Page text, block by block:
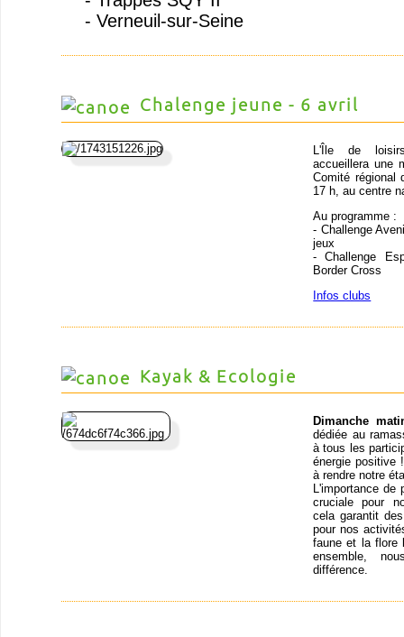
- Verneuil-sur-Seine
Chalenge jeune - 6 avril
L'Île de
accueillera une
Comité régional
17 h, au centre
Au programme :
- Challenge
jeux
- Challenge
Border Cross
Infos clubs
Kayak & Ecologie
Dimanche
dédiée au
à tous les
énergie positive
à rendre notre
L'importance de
cruciale pour
cela garantit
pour nos
faune et la flore
ensemble,
différence.